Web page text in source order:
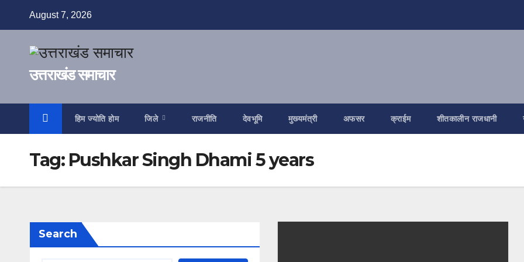
August 7, 2026
उत्तराखंड समाचार
हिम ज्योति होम जिले राजनीति देवभूमि मुख्यमंत्री अफसर क्राईम शीतकालीन राजधानी
Tag: Pushkar Singh Dhami 5 years
Search